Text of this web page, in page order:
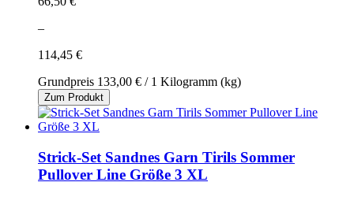
–
114,45 €
Grundpreis 133,00 € / 1 Kilogramm (kg)
Zum Produkt
Strick-Set Sandnes Garn Tirils Sommer
Pullover Line Größe 3 XL